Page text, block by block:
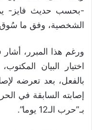
-بحسب حديث فايز-
الشخصية، وفق ما سُوق
ورغم هذا المبرر،
اختيار البيان
بالفعل، بعد تعرضه
إصابته السابقة في
بـ”حرب الـ12 يوما”.